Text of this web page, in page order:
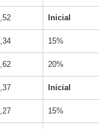
Inicial
15%
20%
Inicial
15%